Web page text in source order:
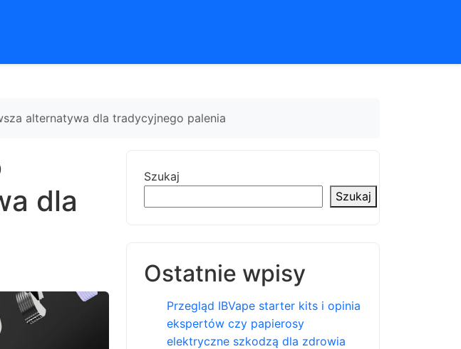
alternatywa dla tradycyjnego palenia
dla
Szukaj
Szukaj
Ostatnie wpisy
Przegląd IBVape starter kits i opinia
ekspertów czy papierosy
elektryczne szkodzą dla zdrowia